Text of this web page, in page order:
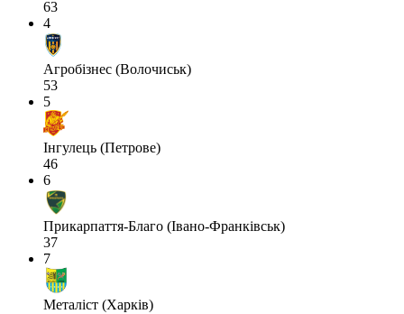
63
4
Агробізнес (Волочиськ)
53
5
Інгулець (Петрове)
46
6
Прикарпаття-Благо (Івано-Франківськ)
37
7
Металіст (Харків)